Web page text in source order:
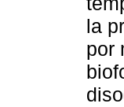
la
por